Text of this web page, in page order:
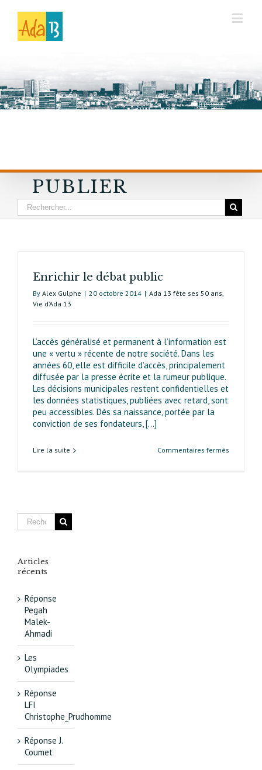
PUBLIER
Enrichir le débat public
By Alex Gulphe | 20 octobre 2014 | Ada 13 fête ses 50 ans,
Vie d’Ada 13
L’accès généralisé et permanent à l’information est
une « vertu » récente de notre société. Dans les
années 60, elle est difficile d’accès, principa­le­ment
diffusée par la presse écrite et la rumeur publique.
Les décisions municipales restent confidentielles et
les données statistiques, publiées avec retard, sont
peu accessibles. Dès sa naissance, portée par la
conviction de ses fondateurs, [...]
Lire la suite Commentaires fermés
Articles
récents
Réponse
Pegah
Malek-
Ahmadi
Les
Olympiades
Réponse
LFI
Christophe_Prudhomme
Réponse J.
Coumet